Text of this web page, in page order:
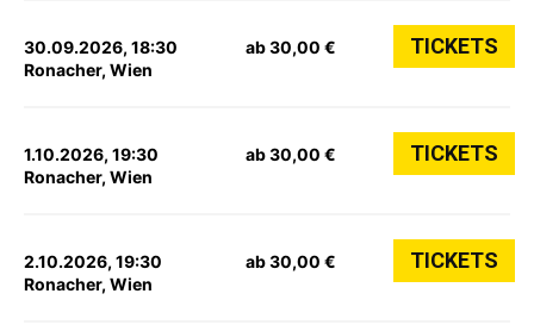
30.09.2026, 18:30
Ronacher, Wien
ab 30,00 € TICKETS
1.10.2026, 19:30
Ronacher, Wien
ab 30,00 € TICKETS
2.10.2026, 19:30
Ronacher, Wien
ab 30,00 € TICKETS